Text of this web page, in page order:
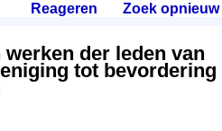
Reageren Zoek opnieuw.
der leden van
tot bevordering